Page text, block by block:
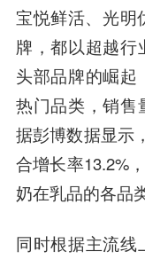
宝悦鲜活、光明
牌，都以超越行
头部品牌的崛起
热门品类，销售
据彭博数据显示
合增长率13.2%
奶在乳品的各品
同时根据主流线